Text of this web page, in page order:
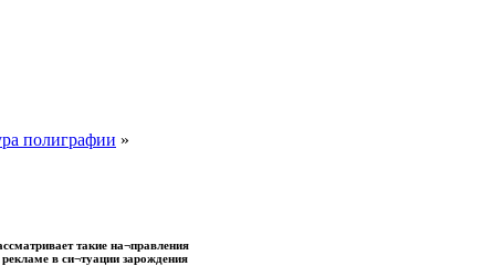
полиграфии »
такие на¬правления
в си¬туации зарождения